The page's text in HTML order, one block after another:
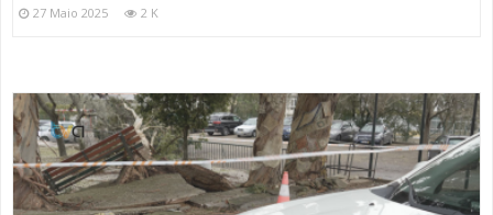
27 Maio 2025 2 K